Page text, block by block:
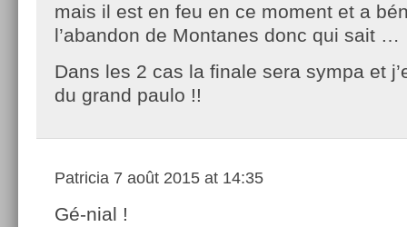
mais il est en feu en ce moment et a
l’abandon de Montanes donc qui sait …
Dans les 2 cas la finale sera sympa et
du grand paulo !!
Patricia 7 août 2015 at 14:35
Gé-nial !